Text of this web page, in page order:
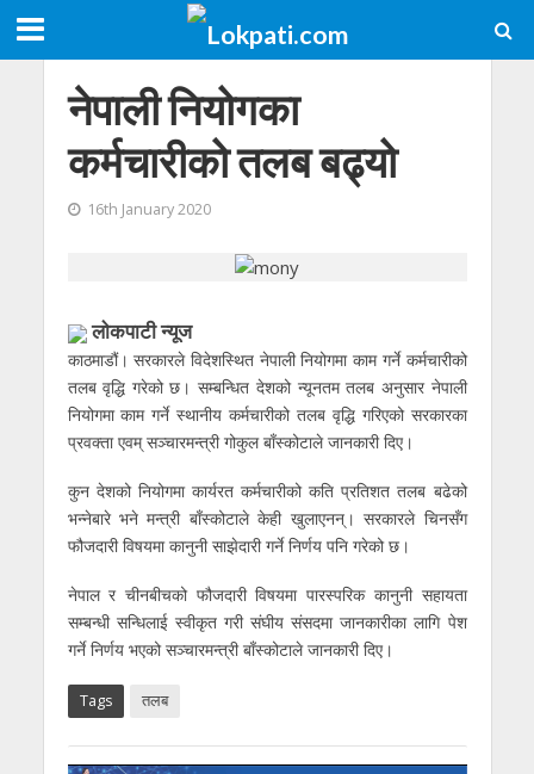
नेपाली नियोगका
कर्मचारीको तलब बढ्यो
16th January 2020
लाेकपाटी न्यूज
काठमाडौं। सरकारले विदेशस्थित नेपाली नियोगमा काम गर्ने कर्मचारीको
तलब वृद्धि गरेको छ। सम्बन्धित देशको न्यूनतम तलब अनुसार नेपाली
नियोगमा काम गर्ने स्थानीय कर्मचारीको तलब वृद्धि गरिएको सरकारका
प्रवक्ता एवम् सञ्चारमन्त्री गोकुल बाँस्कोटाले जानकारी दिए।
कुन देशको नियोगमा कार्यरत कर्मचारीको कति प्रतिशत तलब बढेको
भन्नेबारे भने मन्त्री बाँस्कोटाले केही खुलाएनन्। सरकारले चिनसँग
फौजदारी विषयमा कानुनी साझेदारी गर्ने निर्णय पनि गरेको छ।
नेपाल र चीनबीचको फौजदारी विषयमा पारस्परिक कानुनी सहायता
सम्बन्धी सन्धिलाई स्वीकृत गरी संघीय संसदमा जानकारीका लागि पेश
गर्ने निर्णय भएको सञ्चारमन्त्री बाँस्कोटाले जानकारी दिए।
Tags तलब